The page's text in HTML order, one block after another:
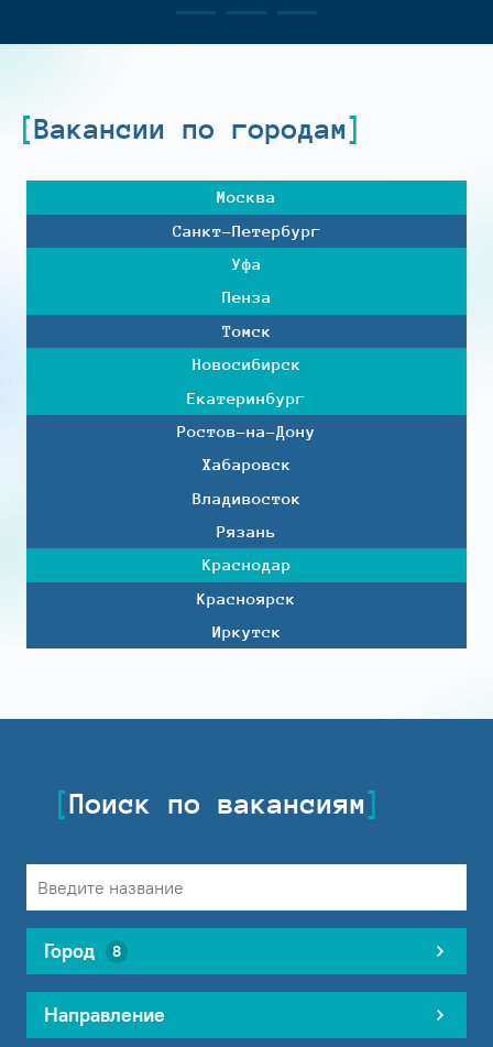
Вакансии по городам
Москва
Санкт-Петербург
Уфа
Пенза
Томск
Новосибирск
Екатеринбург
Ростов-на-Дону
Хабаровск
Владивосток
Рязань
Краснодар
Красноярск
Иркутск
Поиск по вакансиям
Город 8
Направление